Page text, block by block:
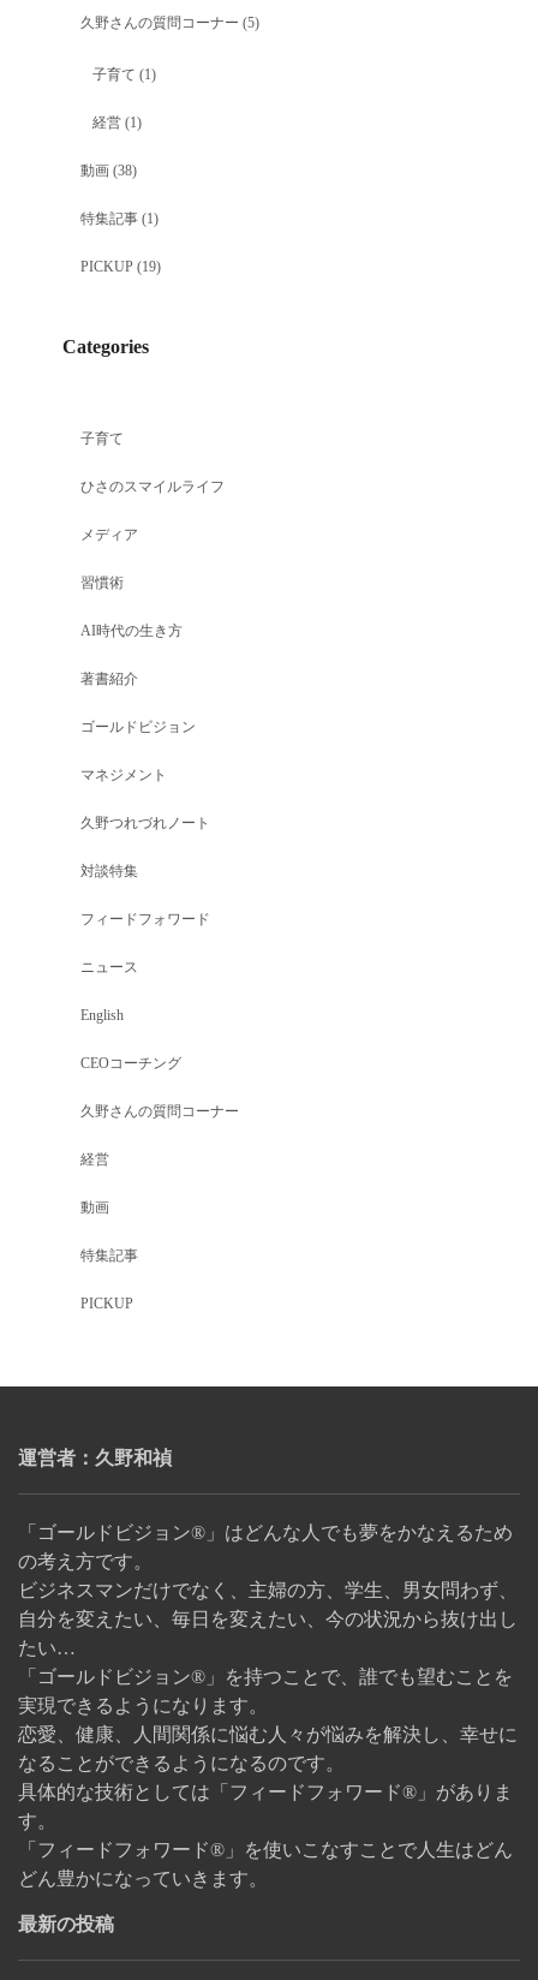
久野さんの質問コーナー (5)
子育て (1)
経営(1)
動画(38)
特集記事(1)
PICKUP(19)
Categories
子育て
ひさのスマイルライフ
メディア
習慣術
AI時代の生き方
著書紹介
ゴールドビジョン
マネジメント
久野つれづれノート
対談特集
フィードフォワード
ニュース
English
CEOコーチング
久野さんの質問コーナー
経営
動画
特集記事
PICKUP
運営者：久野和禎
「ゴールドビジョン®」はどんな人でも夢をかなえるため
の考え方です。
ビジネスマンだけでなく、主婦の方、学生、男女問わず、
自分を変えたい、毎日を変えたい、今の状況から抜け出し
たい…
「ゴールドビジョン®」を持つことで、誰でも望むことを
実現できるようになります。
恋愛、健康、人間関係に悩む人々が悩みを解決し、幸せに
なることができるようになるのです。
具体的な技術としては「フィードフォワード®」がありま
す。
「フィードフォワード®」を使いこなすことで人生はどん
どん豊かになっていきます。
最新の投稿